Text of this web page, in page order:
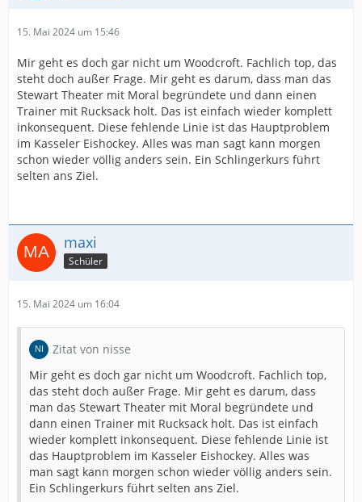
15. Mai 2024 um 15:46
Mir geht es doch gar nicht um Woodcroft. Fachlich top, das
steht doch außer Frage. Mir geht es darum, dass man das
Stewart Theater mit Moral begründete und dann einen
Trainer mit Rucksack holt. Das ist einfach wieder komplett
inkonsequent. Diese fehlende Linie ist das Hauptproblem
im Kasseler Eishockey. Alles was man sagt kann morgen
schon wieder völlig anders sein. Ein Schlingerkurs führt
selten ans Ziel.
maxi
Schüler
15. Mai 2024 um 16:04
Zitat von nisse
Mir geht es doch gar nicht um Woodcroft. Fachlich top,
das steht doch außer Frage. Mir geht es darum, dass
man das Stewart Theater mit Moral begründete und
dann einen Trainer mit Rucksack holt. Das ist einfach
wieder komplett inkonsequent. Diese fehlende Linie ist
das Hauptproblem im Kasseler Eishockey. Alles was
man sagt kann morgen schon wieder völlig anders sein.
Ein Schlingerkurs führt selten ans Ziel.